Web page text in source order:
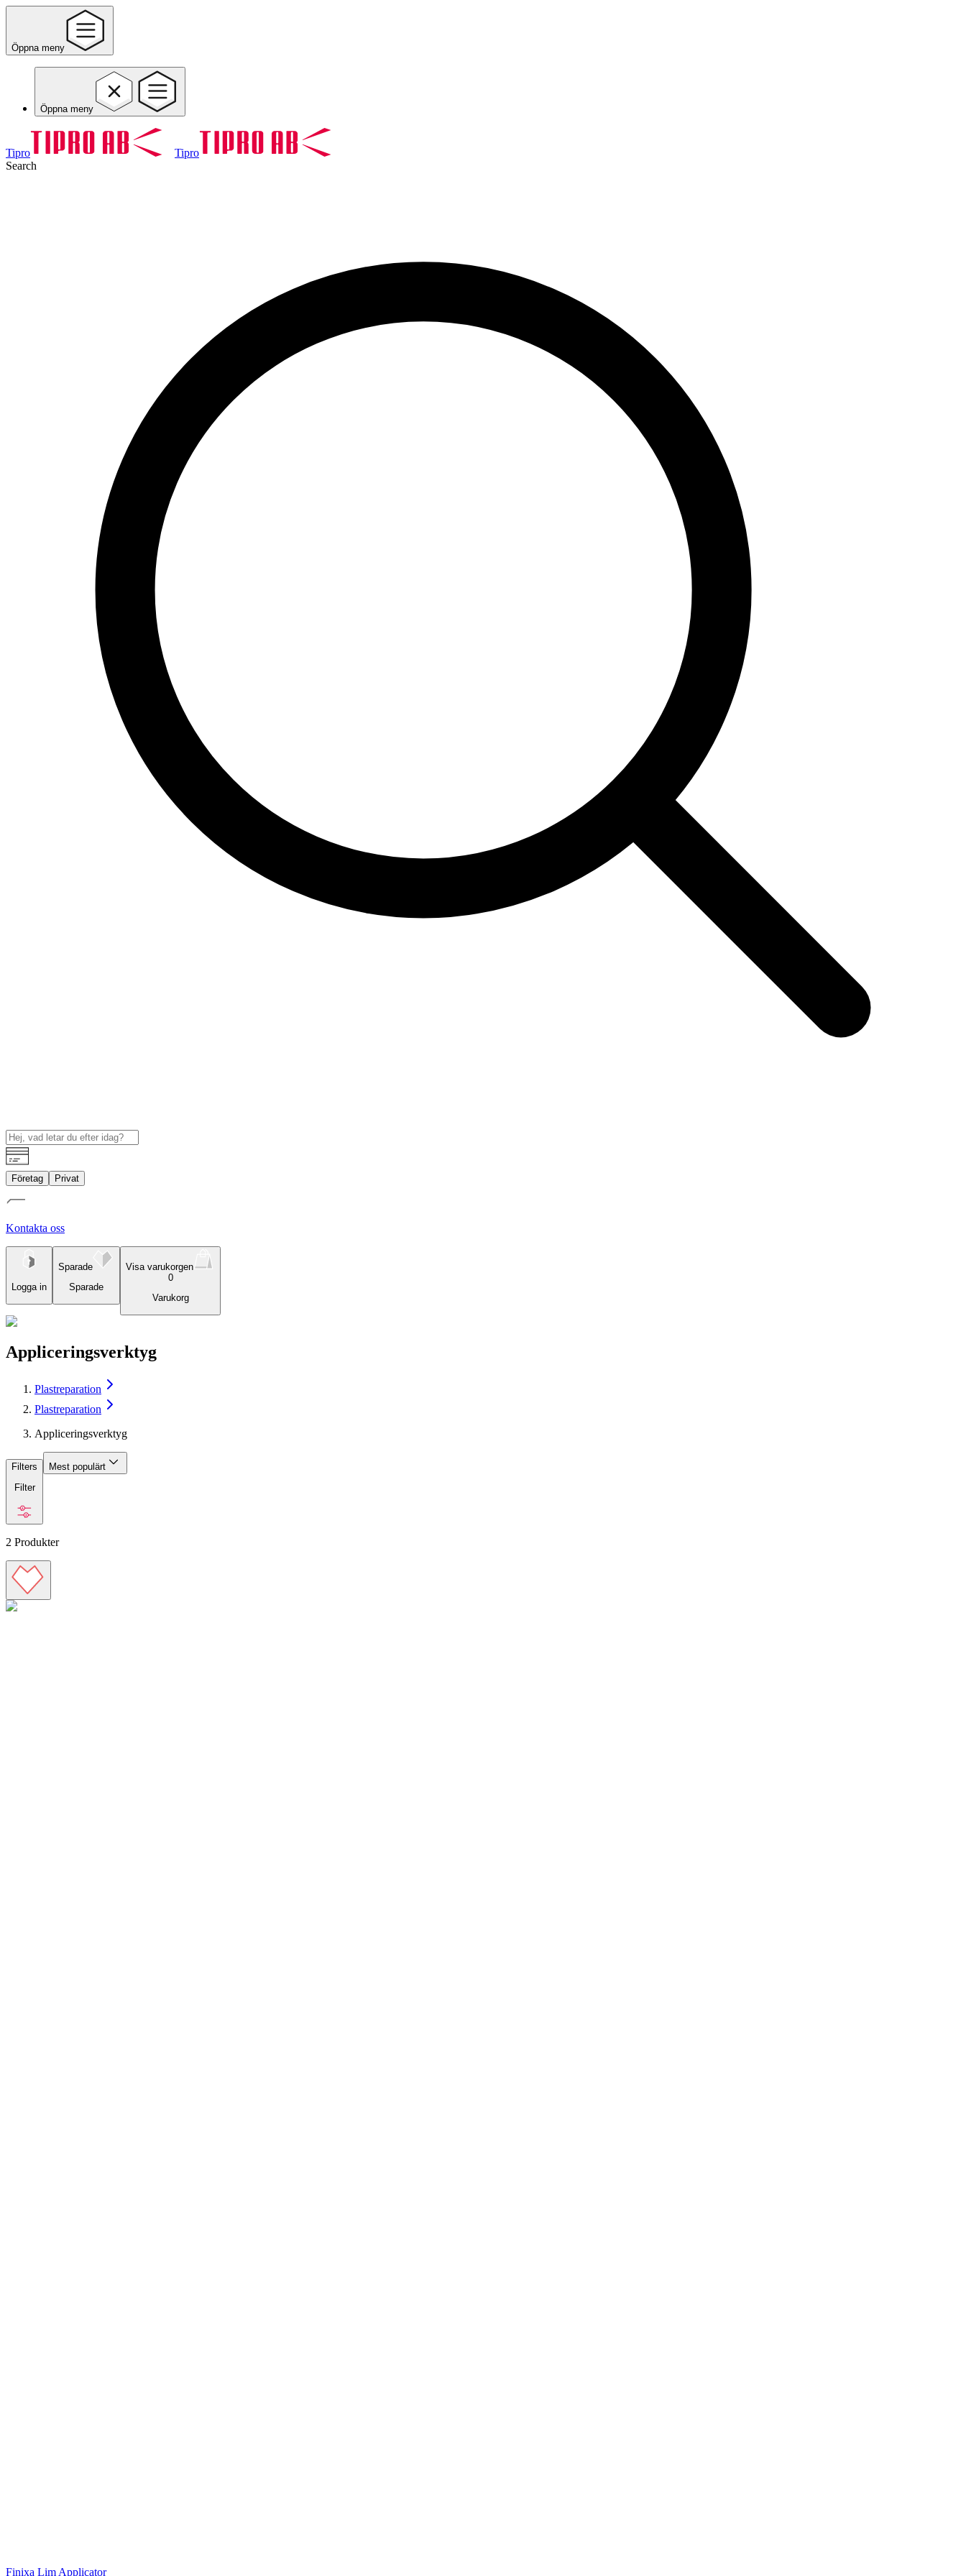
Öppna meny
Öppna meny
Tipro
Tipro
Search
Företag Privat
Kontakta oss
Logga in
Sparade
Sparade
Visa varukorgen
0
Varukorg
Appliceringsverktyg
Plastreparation
Plastreparation
Appliceringsverktyg
Filters
Filter
Mest populärt
2 Produkter
Finixa Lim Applicator